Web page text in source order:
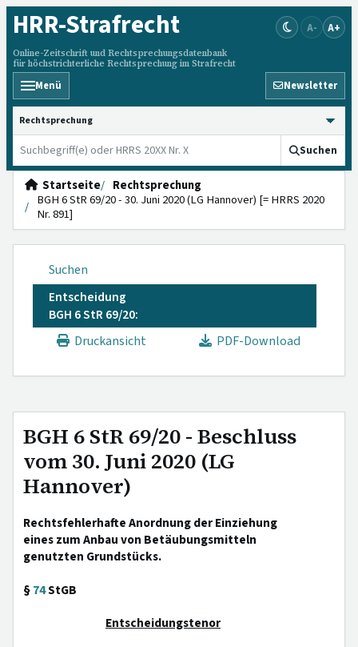
HRR-Strafrecht
Online-Zeitschrift und Rechtsprechungsdatenbank
für höchstrichterliche Rechtsprechung im Strafrecht
A- A+
Menü Newsletter
HRRS durchsuchen
Suchen
Startseite
Rechtsprechung
BGH 6 StR 69/20 - 30. Juni 2020 (LG Hannover) [= HRRS 2020
Nr. 891]
Suchen
Entscheidung
BGH 6 StR 69/20:
Druckansicht
PDF-Download
BGH 6 StR 69/20 - Beschluss
vom 30. Juni 2020 (LG
Hannover)
Rechtsfehlerhafte Anordnung der Einziehung
eines zum Anbau von Betäubungsmitteln
genutzten Grundstücks.
§74StGB
Entscheidungstenor